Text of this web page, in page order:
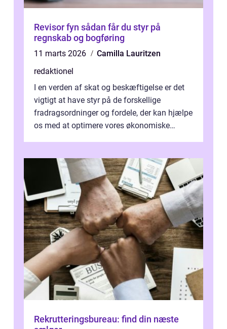
Revisor fyn sådan får du styr på
regnskab og bogføring
11 marts 2026
Camilla Lauritzen
redaktionel
I en verden af skat og beskæftigelse er det
vigtigt at have styr på de forskellige
fradragsordninger og fordele, der kan hjælpe
os med at optimere vores økonomiske
Rekrutteringsbureau: find din næste